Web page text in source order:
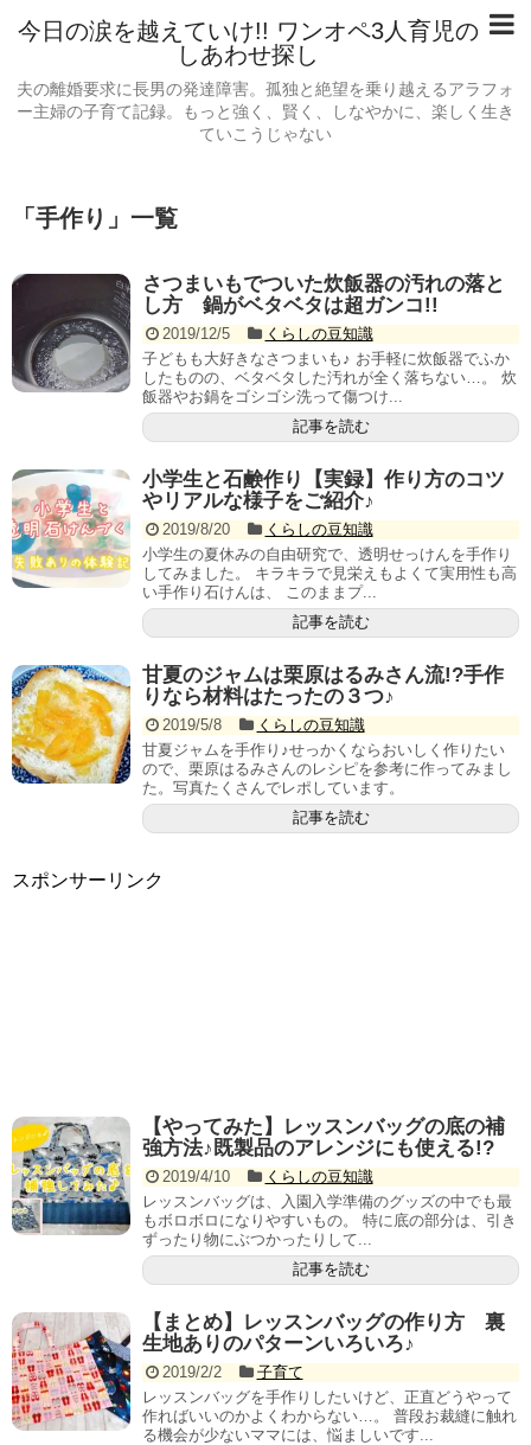
今日の涙を越えていけ!! ワンオペ3人育児の
しあわせ探し
夫の離婚要求に長男の発達障害。孤独と絶望を乗り越えるアラフォ
ー主婦の子育て記録。もっと強く、賢く、しなやかに、楽しく生き
ていこうじゃない
「 手作り 」 一覧
さつまいもでついた炊飯器の汚れの落と
し方 鍋がベタベタは超ガンコ!!
2019/12/5
くらしの豆知識
子どもも大好きなさつまいも♪ お手軽に炊飯器でふか
したものの、ベタベタした汚れが全く落ちない…。 炊
飯器やお鍋をゴシゴシ洗って傷つけ...
記事を読む
小学生と石鹸作り【実録】作り方のコツ
やリアルな様子をご紹介♪
2019/8/20
くらしの豆知識
小学生の夏休みの自由研究で、透明せっけんを手作り
してみました。 キラキラで見栄えもよくて実用性も高
い手作り石けんは、 このままプ...
記事を読む
甘夏のジャムは栗原はるみさん流!?手作
りなら材料はたったの３つ♪
2019/5/8
くらしの豆知識
甘夏ジャムを手作り♪せっかくならおいしく作りたい
ので、栗原はるみさんのレシピを参考に作ってみまし
た。写真たくさんでレポしています。
記事を読む
スポンサーリンク
【やってみた】レッスンバッグの底の補
強方法♪既製品のアレンジにも使える!?
2019/4/10
くらしの豆知識
レッスンバッグは、入園入学準備のグッズの中でも最
もボロボロになりやすいもの。 特に底の部分は、引き
ずったり物にぶつかったりして...
記事を読む
【まとめ】レッスンバッグの作り方 裏
生地ありのパターンいろいろ♪
2019/2/2
子育て
レッスンバッグを手作りしたいけど、正直どうやって
作ればいいのかよくわからない…。 普段お裁縫に触れ
る機会が少ないママには、悩ましいです...